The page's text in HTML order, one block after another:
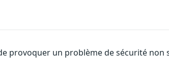
provoquer un problème de sécurité non